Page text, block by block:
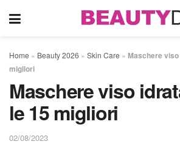
Home » Beauty 2026 » Skin Care » Maschere
migliori
Maschere viso
le 15 migliori
02/08/2023